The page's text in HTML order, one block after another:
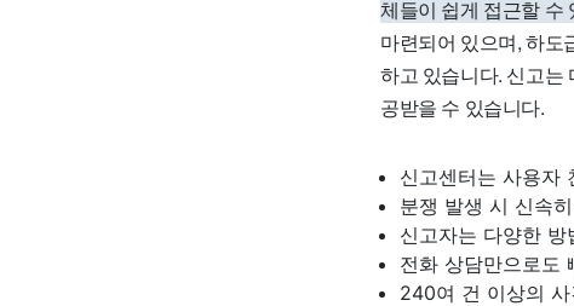
체들이 쉽게 접근할 수
마련되어 있으며, 하도
하고 있습니다. 신고는
공받을 수 있습니다.
신고센터는 사용자
분쟁 발생 시 신속
신고자는 다양한
전화 상담만으로도
240여 건 이상의